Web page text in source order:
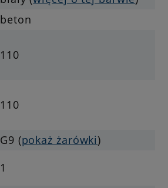
beton
110
110
G9 (pokaż żarówki)
1